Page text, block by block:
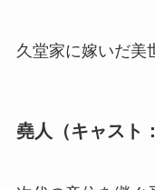
久堂家に嫁いだ美
堯人（キャスト